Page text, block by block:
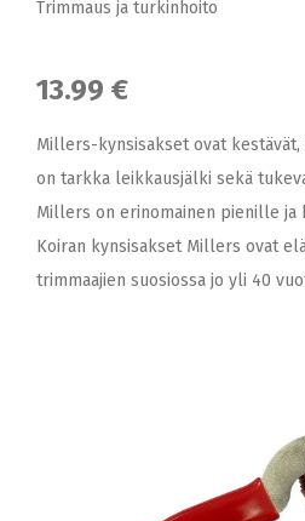
Trimmaus ja turkinhoito
13.99 €
Millers-kynsisakset ovat
on tarkka leikkausjälki sekä
Millers on erinomainen pienille
Koiran kynsisakset Millers ovat
trimmaajien suosiossa jo yli 40